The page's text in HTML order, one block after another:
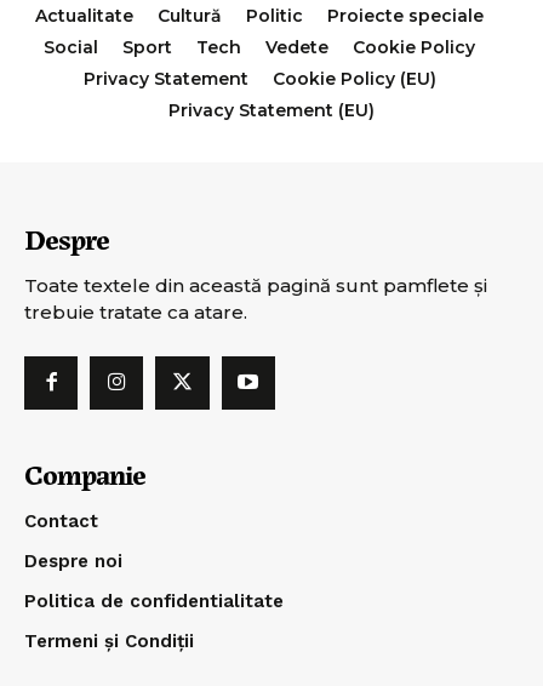
Actualitate Cultură Politic
Proiecte speciale
Social
Sport Tech Vedete
Cookie Policy
Privacy Statement
Cookie Policy (EU)
Privacy Statement (EU)
Despre
Toate textele din această pagină sunt pamflete şi
trebuie tratate ca atare.
Companie
Contact
Despre noi
Politica de confidentialitate
Termeni și Condiții